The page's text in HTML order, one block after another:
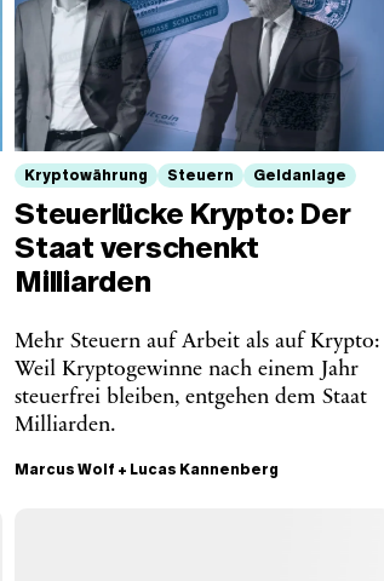
Kryptowährung Steuern Geldanlage
Steuerlücke Krypto: Der
Staat verschenkt
Milliarden
Mehr Steuern auf Arbeit als auf Krypto:
Weil Kryptogewinne nach einem Jahr
steuerfrei bleiben, entgehen dem Staat
Milliarden.
Marcus Wolf + Lucas Kannenberg